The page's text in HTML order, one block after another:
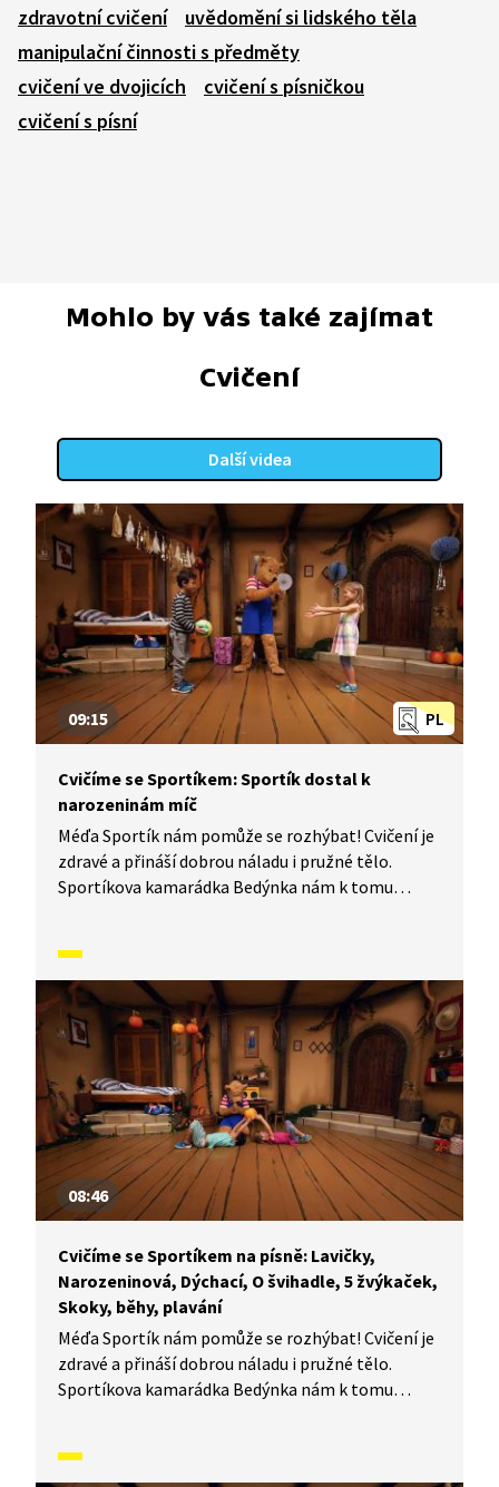
zdravotní cvičení
uvědomění si lidského těla
manipulační činnosti s předměty
cvičení ve dvojicích
cvičení s písničkou
cvičení s písní
Mohlo by vás také zajímat
Cvičení
Další videa
PL
09:15
Cvičíme se Sportíkem: Sportík dostal k
narozeninám míč
Méďa Sportík nám pomůže se rozhýbat! Cvičení je
zdravé a přináší dobrou náladu i pružné tělo.
Sportíkova kamarádka Bedýnka nám k tomu
Jenom pozor, aby vám u toho nedošel dech.
V dnešním díle vám Sportík ukáže, jak se dá cvičit
s míčem.
08:46
Cvičíme se Sportíkem na písně: Lavičky,
Narozeninová, Dýchací, O švihadle, 5 žvýkaček,
Skoky, běhy, plavání
Méďa Sportík nám pomůže se rozhýbat! Cvičení je
zdravé a přináší dobrou náladu i pružné tělo.
Sportíkova kamarádka Bedýnka nám k tomu
Jenom pozor, aby vám u toho nedošel dech.